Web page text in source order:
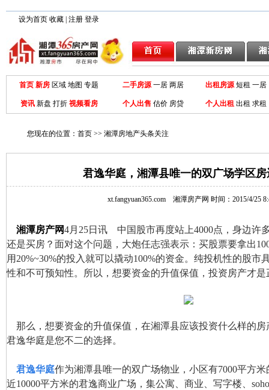
设为首页 收藏 注册 登录
首页 新房 区域 地图 专题 二手房源 一居 两居 出租房源短租 一居
资讯 新盘 打折 视频看房 个人出售 估价 房贷 个人出租 出租 求租
您现在的位置： 首页 >> 湘潭房地产头条关注
君逸华庭，湘潭县唯一的双广场学区
xt.fangyuan365.com 湘潭房产网 时间：2015/4/25
湘潭房产网4月25日讯 中国股市再度站上4000点，身边许
还是买房？面对这个问题，大炮任志强表示：买股票要拿出
用20%~30%的投入就可以撬动100%的资金。纯投机性的股市
性和不可预知性。所以，想要资金的升值保值，投资房产才是
那么，想要资金的升值保值，在湘潭县应该投资什么样的
君逸华庭是您不二的选择。
君逸华庭作为湘潭县唯一的双广场物业，小区有7000平方
近10000平方米的君逸商业广场，集公寓、商业、写字楼、